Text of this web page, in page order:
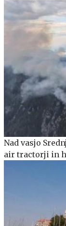
Nad vasjo
air tractorji in